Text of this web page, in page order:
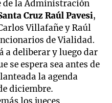
de la Administración
Cruz Raúl Pavesi,
Villafañe y Raúl
de Vialidad.
a deliberar y luego dar
se espera sea antes de
la agenda
diciembre.